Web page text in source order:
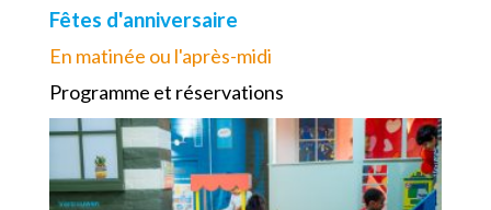
Fêtes d'anniversaire
En matinée ou l'après-midi
Programme et réservations